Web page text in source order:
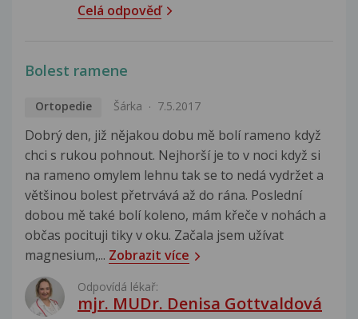
Celá odpověď
Bolest ramene
Ortopedie Šárka 7.5.2017
Dobrý den, již nějakou dobu mě bolí rameno když
chci s rukou pohnout. Nejhorší je to v noci když si
na rameno omylem lehnu tak se to nedá vydržet a
většinou bolest přetrvává až do rána. Poslední
dobou mě také bolí koleno, mám křeče v nohách a
občas pocituji tiky v oku. Začala jsem užívat
magnesium,... Zobrazit více
Odpovídá lékař:
mjr. MUDr. Denisa Gottvaldová